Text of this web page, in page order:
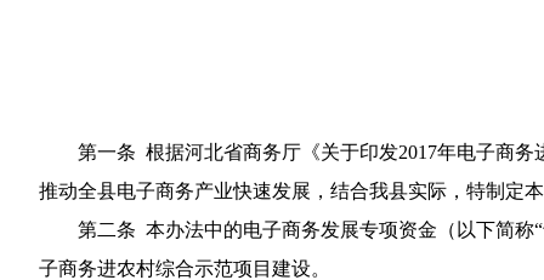
第一条 根据河北省商务厅《关于印发2017年电子商务
推动全县电子商务产业快速发展，结合我县实际，特制定
第二条 本办法中的电子商务发展专项资金（以下简称“
子商务进农村综合示范项目建设。